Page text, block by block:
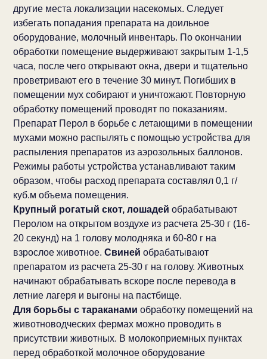
другие места локализации насекомых. Следует
избегать попадания препарата на доильное
оборудование, молочный инвентарь. По окончании
обработки помещение выдерживают закрытым 1-1,5
часа, после чего открывают окна, двери и тщательно
проветривают его в течение 30 минут. Погибших в
помещении мух собирают и уничтожают. Повторную
обработку помещений проводят по показаниям.
Препарат Перол в борьбе с летающими в помещении
мухами можно распылять с помощью устройства для
распыления препаратов из аэрозольных баллонов.
Режимы работы устройства устанавливают таким
образом, чтобы расход препарата составлял 0,1 г/
куб.м объема помещения.
Крупный рогатый скот, лошадей обрабатывают
Перолом на открытом воздухе из расчета 25-30 г (16-
20 секунд) на 1 голову молодняка и 60-80 г на
взрослое животное. Свиней обрабатывают
препаратом из расчета 25-30 г на голову. Животных
начинают обрабатывать вскоре после перевода в
летние лагеря и выгоны на пастбище.
Для борьбы с тараканами обработку помещений на
животноводческих фермах можно проводить в
присутствии животных. В молокоприемных пунктах
перед обработкой молочное оборудование